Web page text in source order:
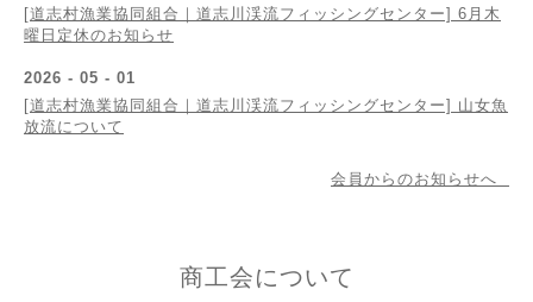
[道志村漁業協同組合｜道志川渓流フィッシングセンター] 6月木
曜日定休のお知らせ
2026 - 05 - 01
[道志村漁業協同組合｜道志川渓流フィッシングセンター] 山女魚
放流について
会員からのお知らせへ
商工会について